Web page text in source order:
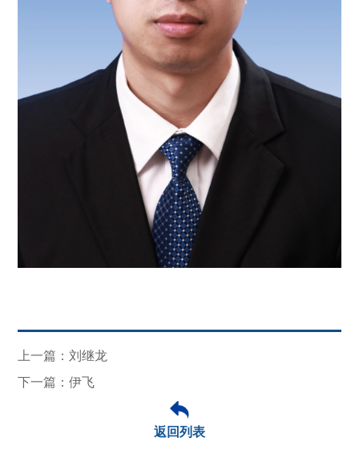
上一篇：刘继龙
下一篇：伊飞
返回列表